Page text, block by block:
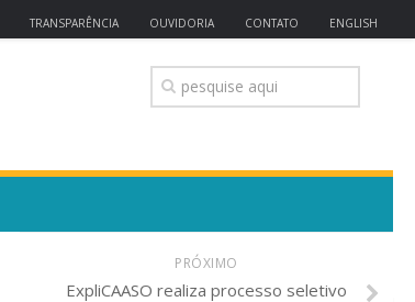
TRANSPARÊNCIA OUVIDORIA CONTATO ENGLISH
PRÓXIMO
ExpliCAASO realiza processo seletivo